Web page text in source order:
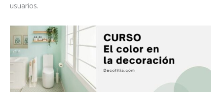
usuarios.